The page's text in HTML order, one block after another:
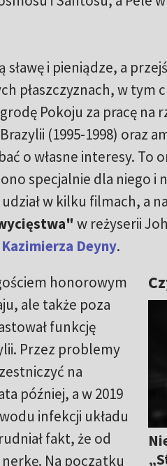
i pieniądze, a
płaszczyznach, w tym
Pokoju za pracę na
(1995-1998) oraz
o własne interesy. To
specjalnie dla niego i
w kilku filmach, a
w reżyserii
Kazimierza Deyny.
honorowym
ale także poza
funkcję
Przez problemy
na
później, a w 2019
infekcji układu
fakt, że od
Na początku